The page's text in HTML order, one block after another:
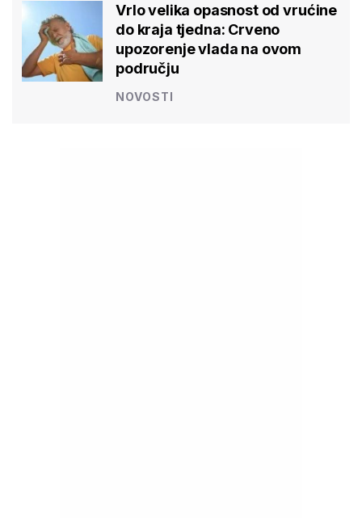
Vrlo velika opasnost od vrućine
do kraja tjedna: Crveno
upozorenje vlada na ovom
području
NOVOSTI